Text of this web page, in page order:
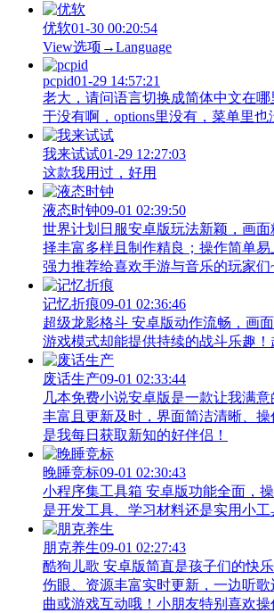
优软01-30 00:20:54
View‌选项→Language
pcpid01-29 14:57:21
老大，请问语言切换成简体中文在
于没有啊，options里没有，菜单里也
我来试试01-29 12:27:03
这款我用过，好用
液态时钟09-01 02:39:50
世界计划日服安卓版玩法新颖，画
择丰富多样且制作精良；操作简单易
强力推荐给喜欢手游与音乐的玩家们
记忆折痕09-01 02:36:46
超级龙影格斗 安卓版动作流畅，画
游戏模式却能提供持续的战斗乐趣
废话生产09-01 02:33:44
几本免费小说安卓版是一款让我满
丰富且更新及时，界面简洁清晰、
是我每日获取新知的好伴侣！
晚睡竞标09-01 02:30:43
小程序集工具箱 安卓版功能全面，
是开发工具、学习材料还是实用小工
朋克养生09-01 02:27:43
酷狗儿歌 安卓版简直是孩子们的快
伤眼、资源丰富实时更新，一边听
曲或游戏互动哦！小朋友特别喜欢